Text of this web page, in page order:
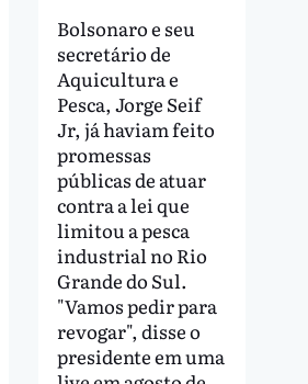
Bolsonaro e seu
secretário de
Aquicultura e
Pesca, Jorge Seif
Jr, já haviam feito
promessas
públicas de atuar
contra a lei que
limitou a pesca
industrial no Rio
Grande do Sul.
"Vamos pedir para
revogar", disse o
presidente em uma